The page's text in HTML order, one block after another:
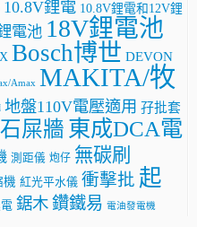
10.8V鋰電 10.8V鋰電和12V鋰
電池 18V鋰電池
Bosch博世 DEVON
Amax MAKITA/牧
地盤110V電壓適用 孖批套
屎牆 東成DCA電
測距儀 炮仔 無碳刷
機 紅光平水儀 衝擊批 起
鋸木 鑽鐵易 電油發電機